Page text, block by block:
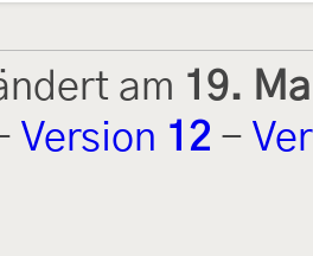
am 19.
Version 12 -